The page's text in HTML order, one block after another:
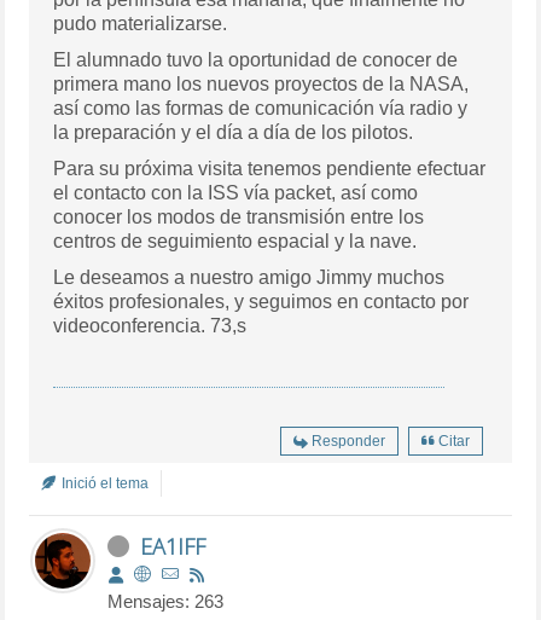
pudo materializarse.
El alumnado tuvo la oportunidad de conocer de
primera mano los nuevos proyectos de la NASA,
así como las formas de comunicación vía radio y
la preparación y el día a día de los pilotos.
Para su próxima visita tenemos pendiente efectuar
el contacto con la ISS vía packet, así como
conocer los modos de transmisión entre los
centros de seguimiento espacial y la nave.
Le deseamos a nuestro amigo Jimmy muchos
éxitos profesionales, y seguimos en contacto por
videoconferencia. 73,s
Responder Citar
Inició el tema
EA1IFF
Mensajes: 263